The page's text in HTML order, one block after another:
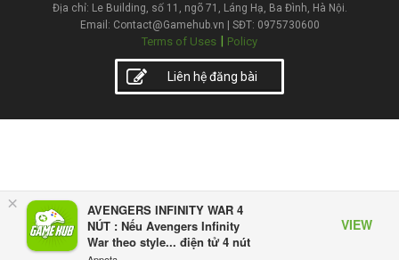
×
AVENGERS INFINITY WAR 4
NÚT : Nếu Avengers Infinity
War theo style... điện tử 4 nút
VIEW
Địa chỉ: Le Building, số 11, ngõ 71, Láng Hạ, Ba Đình, Hà Nội.
Email: Contact@Gamehub.vn | SĐT: 0975730600
Terms of Uses | Policy
Liên hệ đăng bài